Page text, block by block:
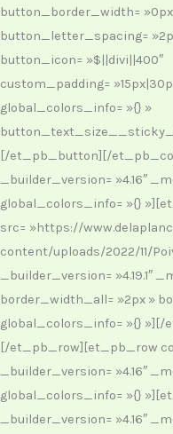
button_border_width=
button_letter_spacing=
button_icon= »$||divi||400″
custom_padding=
global_colors_info= »{} »
[/et_pb_button][/
_builder_version= »4.16″
global_colors_info= »{}
src= »https://
content/uploads/2022/11/
_builder_version= »4.19.1″
border_width_all= »2px »
global_colors_info= »{}
[/et_pb_row][et_pb_row
_builder_version= »4.16″
global_colors_info= »{}
_builder_version= »4.16″